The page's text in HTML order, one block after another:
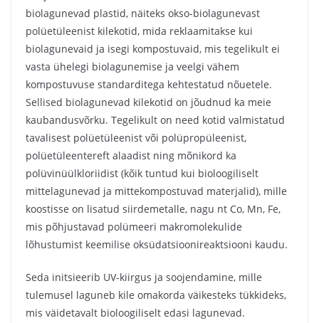
biolagunevad plastid, näiteks okso-biolagunevast
polüetüleenist kilekotid, mida reklaamitakse kui
biolagunevaid ja isegi kompostuvaid, mis tegelikult ei
vasta ühelegi biolagunemise ja veelgi vähem
kompostuvuse standarditega kehtestatud nõuetele.
Sellised biolagunevad kilekotid on jõudnud ka meie
kaubandusvõrku. Tegelikult on need kotid valmistatud
tavalisest polüetüleenist või polüpropüleenist,
polüetüleentereft alaadist ning mõnikord ka
polüvinüülkloriidist (kõik tuntud kui bioloogiliselt
mittelagunevad ja mittekompostuvad materjalid), mille
koostisse on lisatud siirdemetalle, nagu nt Co, Mn, Fe,
mis põhjustavad polümeeri makromolekulide
lõhustumist keemilise oksüdatsioonireaktsiooni kaudu.
Seda initsieerib UV-kiirgus ja soojendamine, mille
tulemusel laguneb kile omakorda väikesteks tükkideks,
mis väidetavalt bioloogiliselt edasi lagunevad.